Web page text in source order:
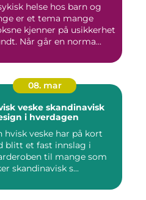
helse hos barn og
er et tema mange
kjenner på usikkerhet
Når går en norma...
08. mar
veske skandinavisk
i hverdagen
hvisk veske har på kort
blitt et fast innslag i
til mange som
skandinavisk s...